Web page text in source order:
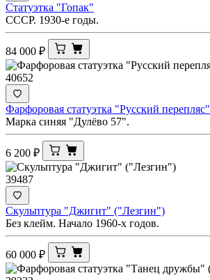
Статуэтка "Гопак"
СССР. 1930-е годы.
84 000 ₽
40652
Фарфоровая статуэтка "Русский перепляс"
Марка синяя "Дулёво 57".
6 200 ₽
39487
Скульптура "Джигит" ("Лезгин")
Без клейм. Начало 1960-х годов.
60 000 ₽